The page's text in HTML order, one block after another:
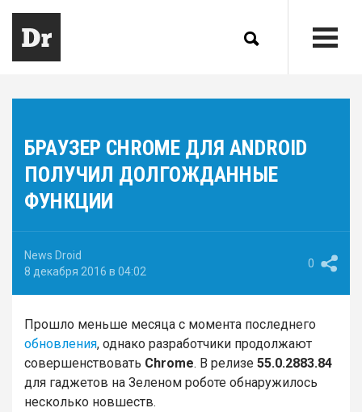
БРАУЗЕР CHROME ДЛЯ ANDROID
ПОЛУЧИЛ ДОЛГОЖДАННЫЕ
ФУНКЦИИ
News Droid
8 декабря 2016 в 04:02
0
Прошло меньше месяца с момента последнего
обновления, однако разработчики продолжают
совершенствовать Chrome. В релизе 55.0.2883.84
для гаджетов на Зеленом роботе обнаружилось
несколько новшеств.